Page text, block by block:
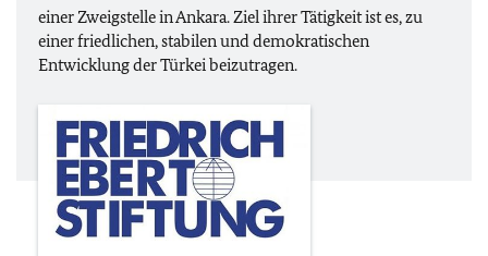
einer Zweigstelle in Ankara. Ziel ihrer Tätigkeit ist es, zu
einer friedlichen, stabilen und demokratischen
Entwicklung der Türkei beizutragen.